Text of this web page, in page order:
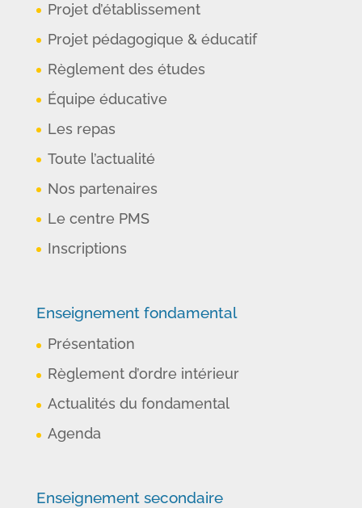
Projet d’établissement
Projet pédagogique & éducatif
Règlement des études
Équipe éducative
Les repas
Toute l’actualité
Nos partenaires
Le centre PMS
Inscriptions
Enseignement fondamental
Présentation
Règlement d’ordre intérieur
Actualités du fondamental
Agenda
Enseignement secondaire